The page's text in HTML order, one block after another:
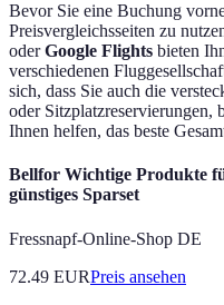
Bevor Sie eine Buchung
Preisvergleichsseiten zu
oderGoogle Flights bieten
verschiedenen
sich, dass Sie auch die
oder Sitzplatzreservierungen,
Ihnen helfen, das beste
Bellfor Wichtige Produkte
günstiges Sparset
Fressnapf-Online-Shop DE
72.49 EURPreis ansehen